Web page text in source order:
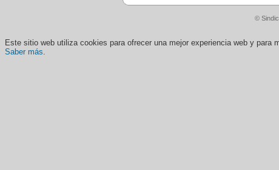
©
Este sitio web utiliza cookies para ofrecer una mejor experiencia web y
Saber más.